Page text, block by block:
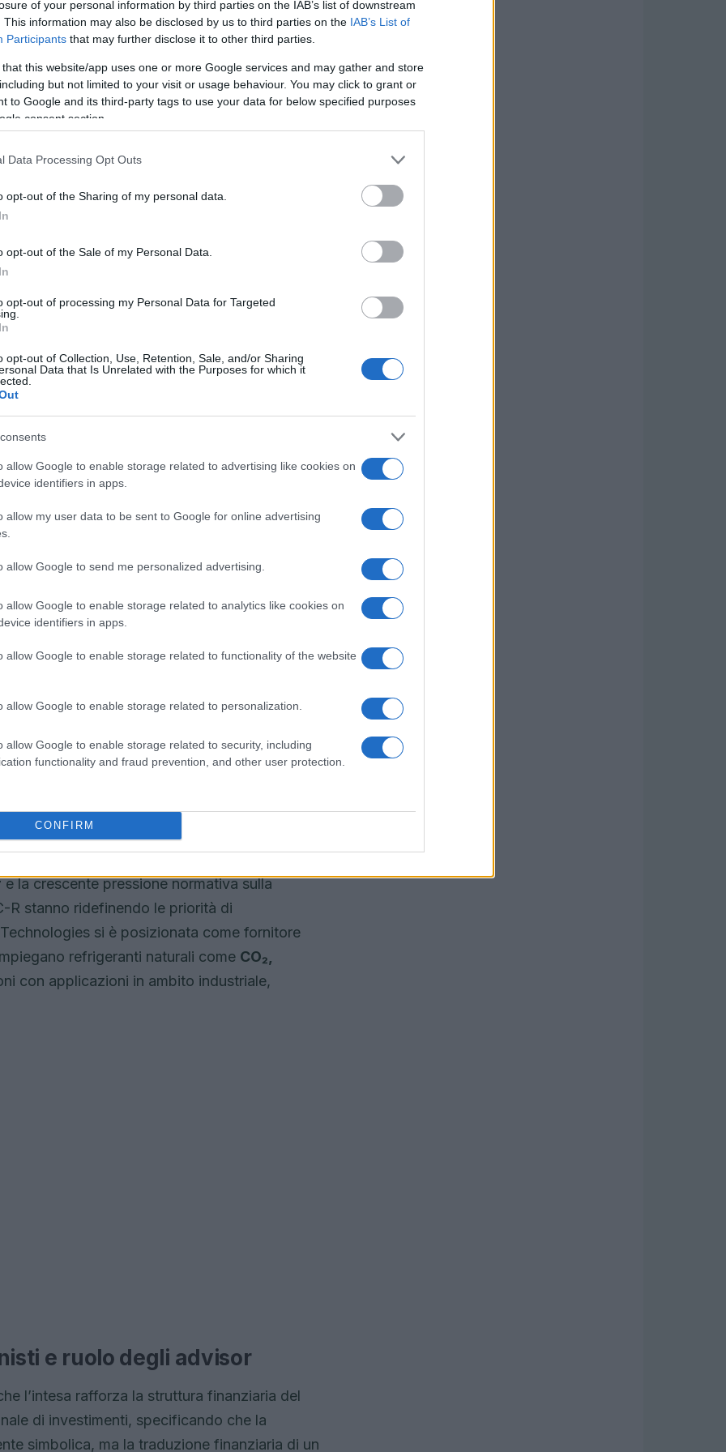
of your personal information by third parties on the IAB’s list of downstream
This information may also be disclosed by us to third parties on the IAB’s List of
Participants that may further disclose it to other third parties.
that this website/app uses one or more Google services and may gather and store
but not limited to your visit or usage behaviour. You may click to grant or
to Google and its third-party tags to use your data for below specified purposes
consent section.
Data Processing Opt Outs
opt-out of the Sharing of my personal data.
opt-out of the Sale of my Personal Data.
opt-out of processing my Personal Data for Targeted
opt-out of Collection, Use, Retention, Sale, and/or Sharing
Data that Is Unrelated with the Purposes for which it
allow Google to enable storage related to advertising like cookies on
identifiers in apps.
allow my user data to be sent to Google for online advertising
allow Google to send me personalized advertising.
allow Google to enable storage related to analytics like cookies on
identifiers in apps.
allow Google to enable storage related to functionality of the website
allow Google to enable storage related to personalization.
allow Google to enable storage related to security, including
functionality and fraud prevention, and other user protection.
CONFIRM
deldata center cooling.
volta per il gruppo un meccanismo
finanziarie al raggiungimento di obiettivi
L’intesa si inserisce in un contesto di
pressioni di mercato e cambiamenti
naturalisempre più strategiche.
obiettivi finanziari
per mettere in sicurezza il programma
finanzieranno principalmente quattro
capacità produttiva nelle linee dedicate ai
nei mercati europei ad alto potenziale e
data center cooling
europei, mette in relazione la sostenibilità
rappresenta un impegno formale verso gli
strutturale del comparto: il progressivo
e la crescente pressione normativa sulla
R stanno ridefinendo le priorità di
si è posizionata come fornitore
refrigeranti naturali come CO₂,
con applicazioni in ambito industriale,
e ruolo degli advisor
l’intesa rafforza la struttura finanziaria del
di investimenti, specificando che la
simbolica, ma la traduzione finanziaria di un